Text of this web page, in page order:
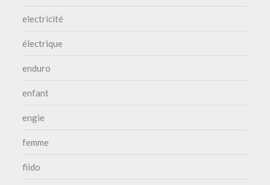
electricité
électrique
enduro
enfant
engie
femme
fiido